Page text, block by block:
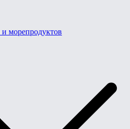
морепродуктов